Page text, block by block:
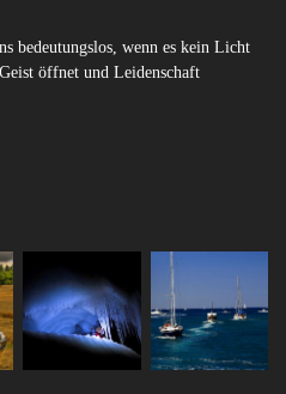
bedeutungslos, wenn es kein Licht
öffnet und Leidenschaft